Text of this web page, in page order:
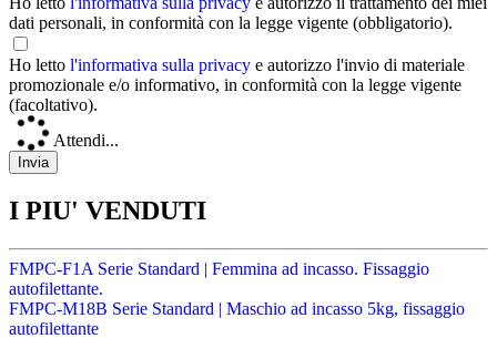
dati personali, in conformità con la legge vigente (obbligatorio).
Ho letto l'informativa sulla privacy e autorizzo l'invio di materiale
promozionale e/o informativo, in conformità con la legge vigente
(facoltativo).
Attendi...
I PIU' VENDUTI
FMPC-F1A Serie Standard | Femmina ad incasso. Fissaggio
autofilettante.
FMPC-M18B Serie Standard | Maschio ad incasso 5kg, fissaggio
autofilettante